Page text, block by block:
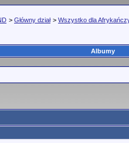
> Główny dział > Wszystko dla
Albumy